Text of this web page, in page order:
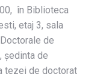
în Biblioteca
etaj 3, sala
de
ședinta de
tezei de doctorat